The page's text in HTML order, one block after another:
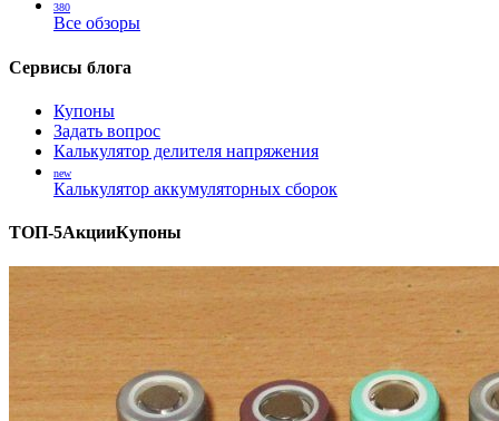
380
Все обзоры
Сервисы блога
Купоны
Задать вопрос
Калькулятор делителя напряжения
new
Калькулятор аккумуляторных сборок
ТОП-5АкцииКупоны